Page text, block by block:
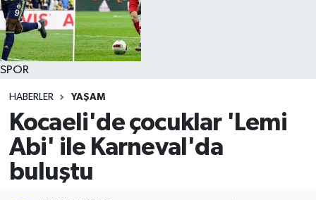
SPOR
HABERLER YAŞAM
Kocaeli'de çocuklar 'Lemi
Abi' ile Karneval'da
buluştu